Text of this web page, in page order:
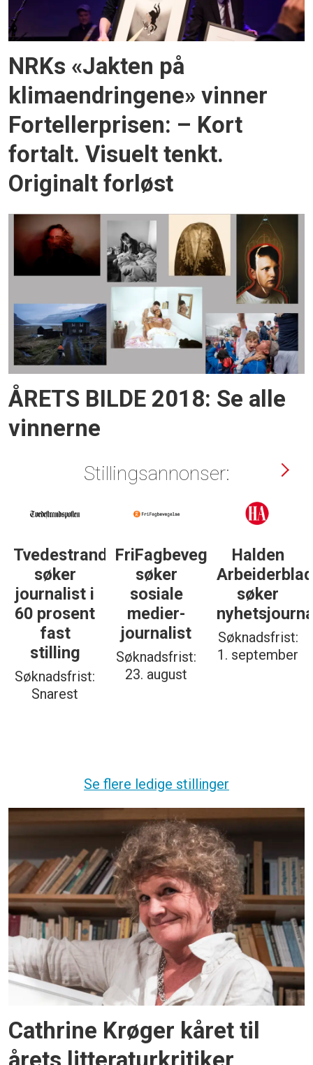
NRKs «Jakten på
klimaendringene» vinner
Fortellerprisen: – Kort
fortalt. Visuelt tenkt.
Originalt forløst
ÅRETS BILDE 2018: Se alle
vinnerne
Stillingsannonser:
Tvedestrandsposten
søker
journalist i
60 prosent
fast
stilling
Søknadsfrist:
Snarest
FriFagbevegelse
søker
sosiale
medier-
journalist
Søknadsfrist:
23. august
Halden
Arbeiderblad
søker
Søknadsfrist:
1. september
Se flere ledige stillinger
Cathrine Krøger kåret til